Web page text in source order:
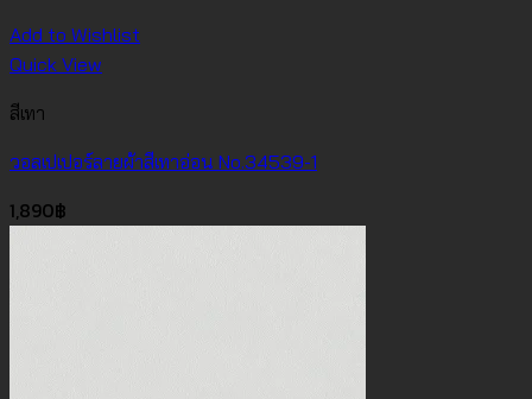
Add to Wishlist
Quick View
สีเทา
วอลเปเปอร์ลายผ้าสีเทาอ่อน No.34539-1
1,890฿